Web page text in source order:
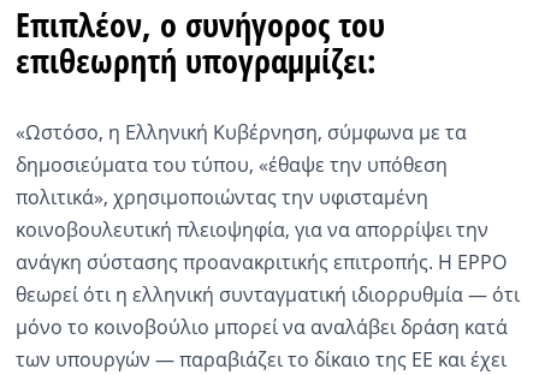
Επιπλέον, ο συνήγορος του
επιθεωρητή υπογραμμίζει:
«Ωστόσο, η Ελληνική Κυβέρνηση, σύμφωνα με τα
δημοσιεύματα του τύπου, «έθαψε την υπόθεση
πολιτικά», χρησιμοποιώντας την υφισταμένη
κοινοβουλευτική πλειοψηφία, για να απορρίψει την
ανάγκη σύστασης προανακριτικής επιτροπής. Η EPPO
θεωρεί ότι η ελληνική συνταγματική ιδιορρυθμία — ότι
μόνο το κοινοβούλιο μπορεί να αναλάβει δράση κατά
των υπουργών — παραβιάζει το δίκαιο της ΕΕ και έχει